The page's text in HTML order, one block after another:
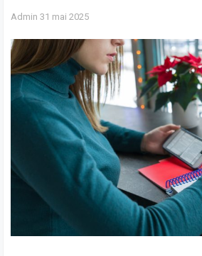
Admin 31 mai 2025